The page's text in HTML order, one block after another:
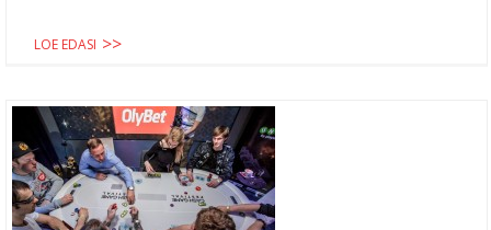
LOE EDASI